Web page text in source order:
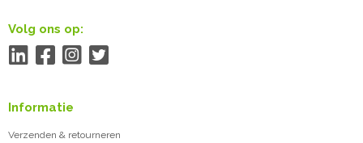
Volg ons op:
Informatie
Verzenden & retourneren